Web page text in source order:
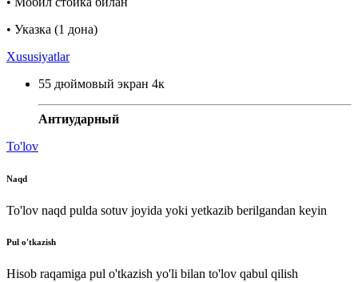
• Указка (1 дона)
Xususiyatlar
55 дюймовый экран 4к
Антиударный
To'lov
Naqd
To'lov naqd pulda sotuv joyida yoki yetkazib berilgandan keyin
Pul o'tkazish
Hisob raqamiga pul o'tkazish yo'li bilan to'lov qabul qilish